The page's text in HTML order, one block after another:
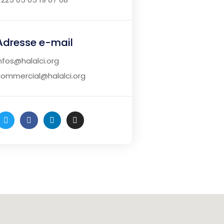
e-mail